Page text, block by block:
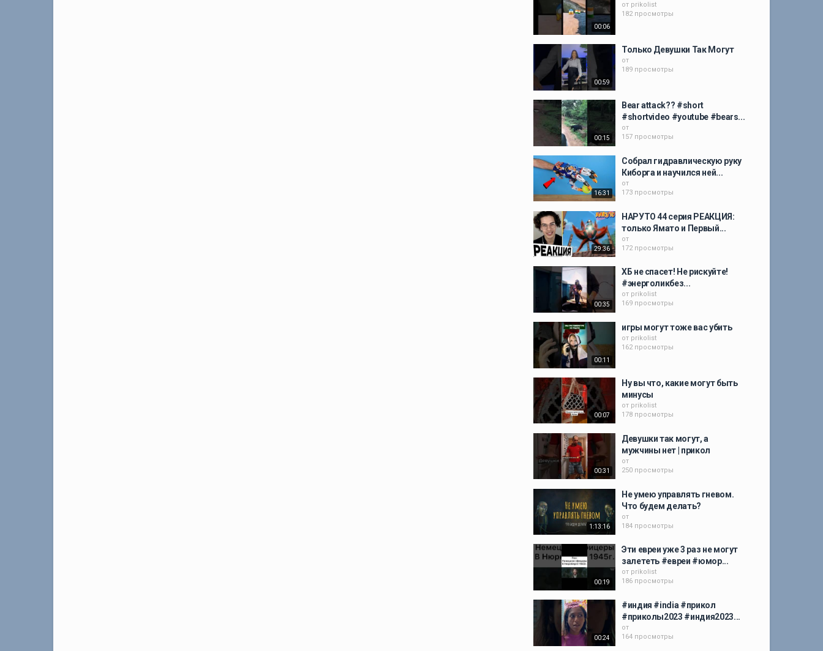
00:06
от prikolist
182 просмотры
00:59
Только Девушки Так Могут
от
189 просмотры
00:15
Bear attack?? #short
#shortvideo #youtube #bears...
от
157 просмотры
16:31
Собрал гидравлическую руку
Киборга и научился ней...
от
173 просмотры
29:36
НАРУТО 44 серия РЕАКЦИЯ:
только Ямато и Первый...
от
172 просмотры
00:35
ХБ не спасет! Не рискуйте!
#энерголикбез...
от prikolist
169 просмотры
00:11
игры могут тоже вас убить
от prikolist
162 просмотры
00:07
Ну вы что, какие могут быть
минусы
от prikolist
178 просмотры
00:31
Девушки так могут, а
мужчины нет | прикол
от
250 просмотры
1:13:16
Не умею управлять гневом.
Что будем делать?
от
184 просмотры
00:19
Эти евреи уже 3 раз не могут
залететь #евреи #юмор...
от prikolist
186 просмотры
00:24
#индия #india #прикол
#приколы2023 #индия2023...
от
164 просмотры